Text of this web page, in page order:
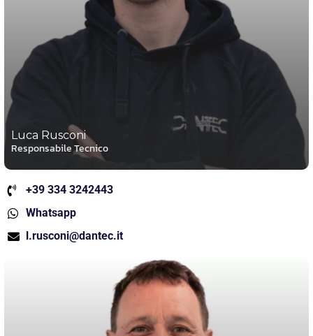
Luca Rusconi
Responsabile Tecnico
+39 334 3242443
Whatsapp
l.rusconi@dantec.it